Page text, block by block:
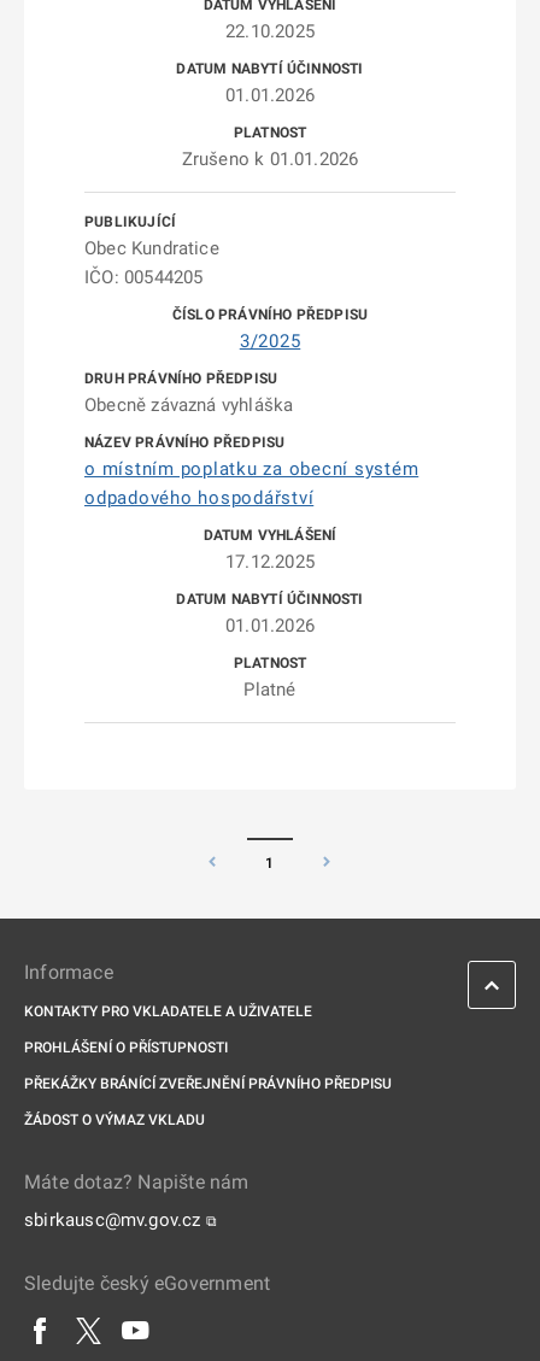
22.10.2025
01.01.2026
Zrušeno k 01.01.2026
Obec Kundratice
IČO: 00544205
3/2025
Obecně závazná vyhláška
o místním poplatku za obecní systém
odpadového hospodářství
17.12.2025
01.01.2026
Platné
1
Informace
KONTAKTY PRO VKLADATELE A UŽIVATELE
PROHLÁŠENÍ O PŘÍSTUPNOSTI
PŘEKÁŽKY BRÁNÍCÍ ZVEŘEJNĚNÍ PRÁVNÍHO PŘEDPISU
ŽÁDOST O VÝMAZ VKLADU
Máte dotaz? Napište nám
sbirkausc@mv.gov.cz ⧉
Sledujte český eGovernment